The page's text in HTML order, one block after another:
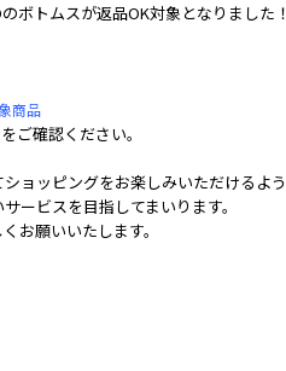
のボトムスが返品OK対象となりました！
商品
をご確認ください。
ョッピングをお楽しみいただけるよう
ービスを目指してまいります。
お願いいたします。